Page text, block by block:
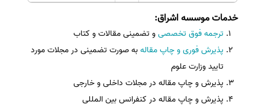
خدمات موسسه اشراق:
ترجمه فوق تخصصیو تضمینی مقالات و کتاب
پذیرش فوری و چاپ مقالهبه صورت تضمینی در مجلات مورد
تایید وزارت علوم
پذیرش و چاپ مقاله در مجلات داخلی و خارجی
پذیرش و چاپ مقاله در کنفرانس بین المللی